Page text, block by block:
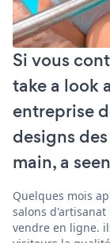
Si vous
take a look
entreprise
designs
main, a
Quelques mois
salons
vendre en ligne.